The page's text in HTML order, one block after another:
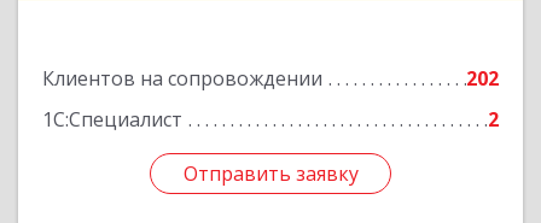
Клиентов на сопровождении
202
1С:Специалист
2
Отправить заявку
Отправить заявку